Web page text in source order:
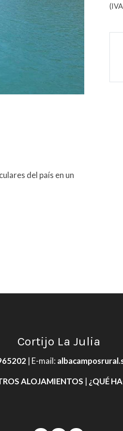
del país en un
Cortijo La Julia
| E-mail:
ALOJAMIENTOS | ¿QUÉ